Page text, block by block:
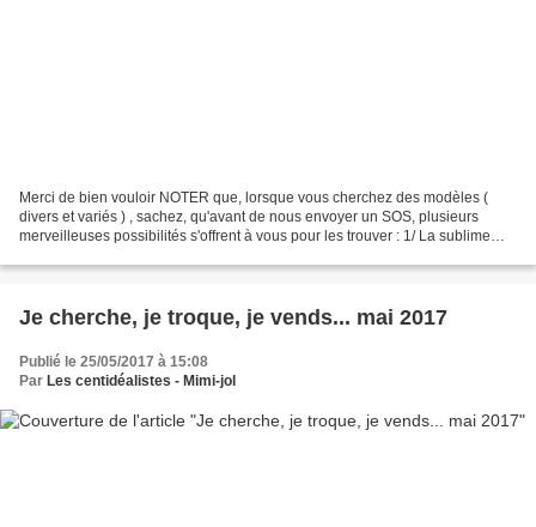
Merci de bien vouloir NOTER que, lorsque vous cherchez des modèles (
divers et variés ) , sachez, qu'avant de nous envoyer un SOS, plusieurs
merveilleuses possibilités s'offrent à vous pour les trouver : 1/ La sublime
Je cherche, je troque, je vends... mai 2017
Publié le 25/05/2017 à 15:08
Par Les centidéalistes - Mimi-jol